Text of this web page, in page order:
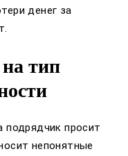
денег за
тип
подрядчик просит
непонятные